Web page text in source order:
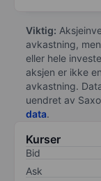
Viktig:
avkastning,
eller hele
aksjen er ikke
avkastning.
uendret av
data.
Kurser
Bid
Ask